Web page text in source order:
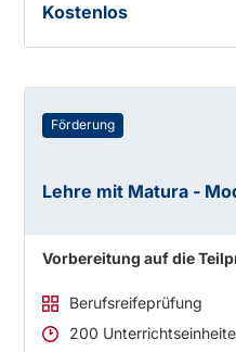
Kostenlos
Förderung
Lehre mit Matura -
Vorbereitung auf die
Berufsreifeprüfung
200